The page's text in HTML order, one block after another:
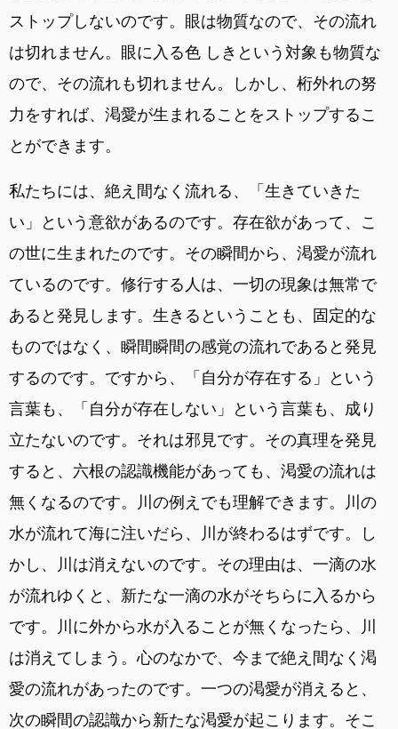
ストップしないのです。眼は物質なので、その流れ
は切れません。眼に入る色 しきという対象も物質な
ので、その流れも切れません。しかし、桁外れの努
力をすれば、渇愛が生まれることをストップするこ
とができます。
私たちには、絶え間なく流れる、「生きていきた
い」という意欲があるのです。存在欲があって、こ
の世に生まれたのです。その瞬間から、渇愛が流れ
ているのです。修行する人は、一切の現象は無常で
あると発見します。生きるということも、固定的な
ものではなく、瞬間瞬間の感覚の流れであると発見
するのです。ですから、「自分が存在する」という
言葉も、「自分が存在しない」という言葉も、成り
立たないのです。それは邪見です。その真理を発見
すると、六根の認識機能があっても、渇愛の流れは
無くなるのです。川の例えでも理解できます。川の
水が流れて海に注いだら、川が終わるはずです。し
かし、川は消えないのです。その理由は、一滴の水
が流れゆくと、新たな一滴の水がそちらに入るから
です。川に外から水が入ることが無くなったら、川
は消えてしまう。心のなかで、今まで絶え間なく渇
愛の流れがあったのです。一つの渇愛が消えると、
次の瞬間の認識から新たな渇愛が起こります。そこ